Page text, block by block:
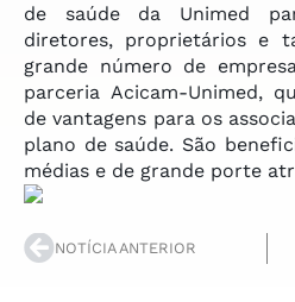
de saúde da Unimed
diretores, proprietários e
grande número de
parceria Acicam-Unimed,
de vantagens para os
plano de saúde. São
médias e de grande porte
NOTÍCIA ANTERIOR